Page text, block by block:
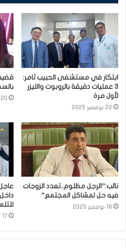
ابتكار في مستشفى الحبيب ثامر:
3 عمليات دقيقة بالروبوت والليزر
لأول مرة
22 نوفمبر 2025
20 نوفمبر 2025
نائب:”الرجل مظلوم..تعدد الزوجات
فيه حل لمشاكل المجتمع”
18 نوفمبر 2025
17 نوفمبر 2025